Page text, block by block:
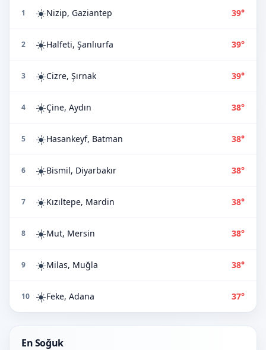
1 ☀️Nizip, Gaziantep 39°
2 ☀️Halfeti, Şanlıurfa 39°
3 ☀️Cizre, Şırnak 39°
4 ☀️Çine, Aydın 38°
5 ☀️Hasankeyf, Batman 38°
6 ☀️Bismil, Diyarbakır 38°
7 ☀️Kızıltepe, Mardin 38°
8 ☀️Mut, Mersin 38°
9 ☀️Milas, Muğla 38°
10 ☀️Feke, Adana 37°
En Soğuk